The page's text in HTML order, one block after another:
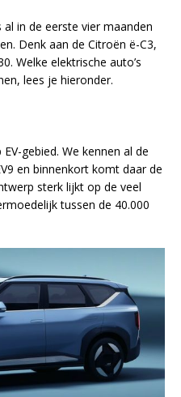
in de eerste vier maanden
Denk aan de Citroën ë-C3,
Welke elektrische auto’s
lees je hieronder.
gebied. We kennen al de
en binnenkort komt daar de
sterk lijkt op de veel
tussen de 40.000